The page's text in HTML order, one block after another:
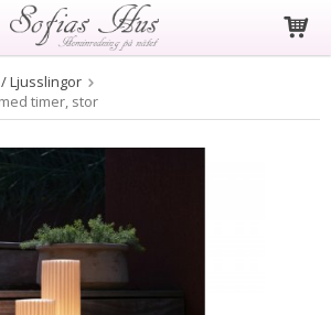
har blivit tillagd i varukorgen
Ljusslingor
timer, stor